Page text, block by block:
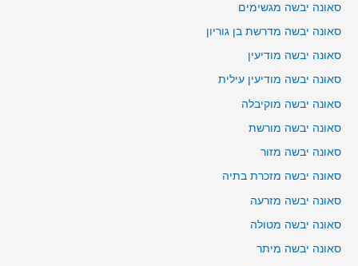
סאונה יבשה מגשימים
סאונה יבשה מדרשת בן גוריון
סאונה יבשה מודיעין
סאונה יבשה מודיעין עילית
סאונה יבשה מוקיבלה
סאונה יבשה מורשת
סאונה יבשה מזור
סאונה יבשה מזכרת בתיה
סאונה יבשה מזרעה
סאונה יבשה מטולה
סאונה יבשה מיתר